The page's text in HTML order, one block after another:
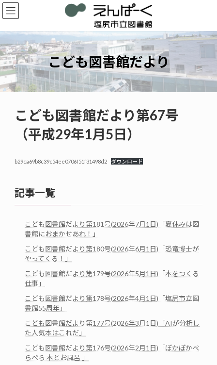
コ
ン
ン
ツ
へ
ス
キ
ッ
プ
ナ
ビ
ー
シ
ョ
ン
に
移
動
こども図書館だより
こども図書館だより第67号
（平成29年1月5日）
b29ca69b8c39c54ee0706f51f31498d2 ダウンロード
記事一覧
こども図書館だより第181号(2026年7月1日)「夏休みは図
書館におまかせあれ！」
こども図書館だより第180号(2026年6月1日)「恐竜博士が
やってくる！」
こども図書館だより第179号(2026年5月1日)「本をつくる
仕事」
こども図書館だより第178号(2026年4月1日)「塩尻市立図
書館55周年」
こども図書館だより第177号(2026年3月1日)「AIが分析し
た人気本はこれだ」
こども図書館だより第176号(2026年2月1日)「ぽかぽかぺ
らぺら 本とお風呂 」